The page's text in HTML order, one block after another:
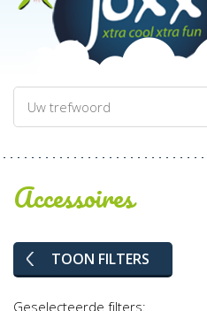
Accessoires
TOON FILTERS
Geselecteerde filters: